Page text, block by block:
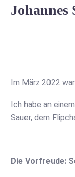
Johannes
Im März 2022
Ich habe an
Sauer, dem
Die Vorfreude: